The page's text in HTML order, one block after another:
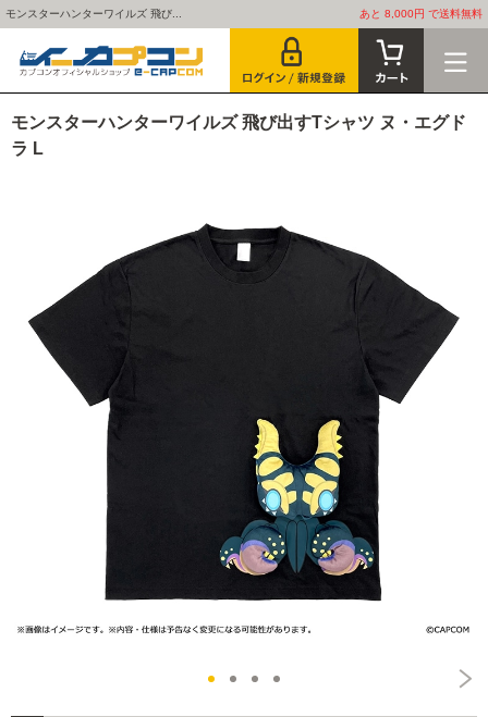
モンスターハンターワイルズ 飛び... あと 8,000円 で送料無料
モンスターハンターワイルズ 飛び出すTシャツ ヌ・エグド
ラ L